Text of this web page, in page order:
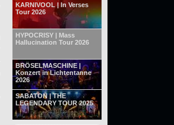
KARNIVOOL | In Verses
Tour 2026
HYPOCRISY | Mass
Hallucination Tour 2026
BRÖSELMASCHINE |
Konzert in Lichtentanne
2026
SABATON | THE
LEGENDARY TOUR 2025